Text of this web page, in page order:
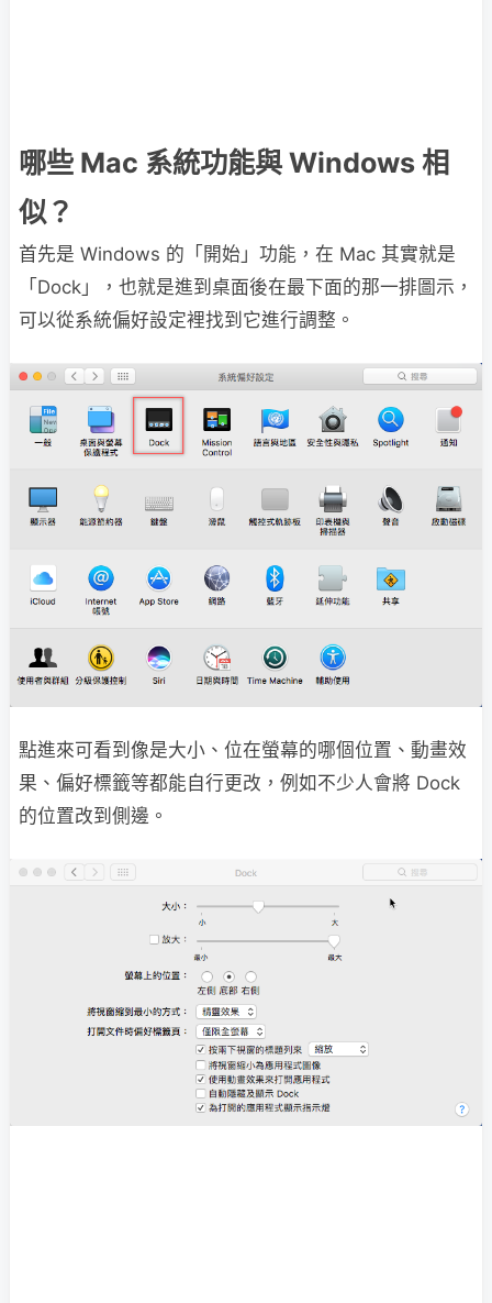
哪些 Mac 系統功能與 Windows 相
似？
首先是 Windows 的「開始」功能，在 Mac 其實就是
「Dock」，也就是進到桌面後在最下面的那一排圖示，
可以從系統偏好設定裡找到它進行調整。
點進來可看到像是大小、位在螢幕的哪個位置、動畫效
果、偏好標籤等都能自行更改，例如不少人會將 Dock
的位置改到側邊。